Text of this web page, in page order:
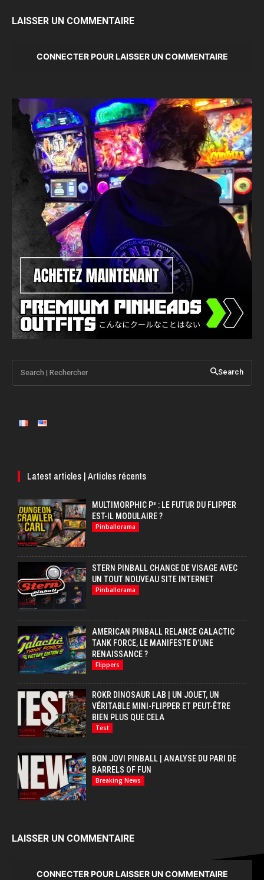
LAISSER UN COMMENTAIRE
CONNECTER POUR LAISSER UN COMMENTAIRE
Search | Rechercher Search
Latest articles | Articles récents
MULTIMORPHIC P³ : LE FUTUR DU FLIPPER
EST-IL MODULAIRE ?
Pinballorama
STERN PINBALL CHANGE DE VISAGE AVEC
UN TOUT NOUVEAU SITE INTERNET
Pinballorama
AMERICAN PINBALL RELANCE GALACTIC
TANK FORCE, LE MANIFESTE D’UNE
RENAISSANCE ?
Flippers
ROKR DINOSAUR LAB | UN JOUET, UN
VÉRITABLE MINI-FLIPPER ET PEUT-ÊTRE
BIEN PLUS QUE CELA
Test
BON JOVI PINBALL | ANALYSE DU PARI DE
BARRELS OF FUN
Breaking News
LAISSER UN COMMENTAIRE
CONNECTER POUR LAISSER UN COMMENTAIRE